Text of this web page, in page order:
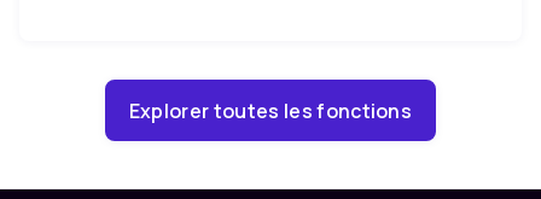
Explorer toutes les fonctions